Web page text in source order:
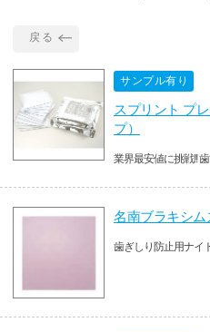
戻る
サンプル有り
スプリント プ
プ）
業界最安値に挑戦!!
名南ブラキシム
歯ぎしり防止用ナイ